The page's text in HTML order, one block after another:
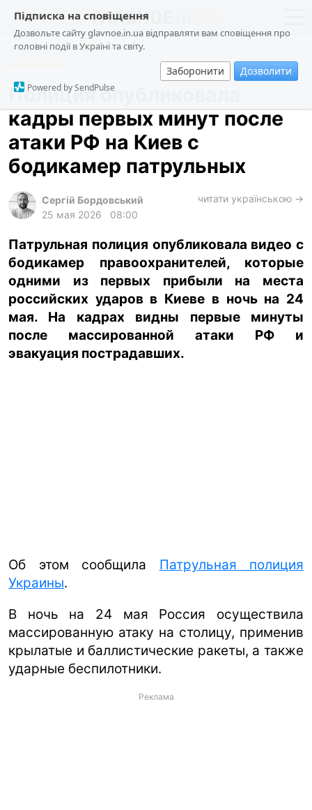
Підписка на сповіщення
Дозвольте сайту glavnoe.in.ua відправляти вам сповіщення про
головні події в Україні та світу.
Заборонити Дозволити
Powered by SendPulse
новости
о проекте
общество
происшествия
криминал
техно
харьков
архив
gambling
ua en
Общество
Полиция опубликовала
кадры первых минут после
атаки РФ на Киев с
бодикамер патрульных
Сергій Бордовський
25 мая 2026
08:00
читати українською →
Патрульная полиция опубликовала видео с
бодикамер правоохранителей, которые
одними из первых прибыли на места
российских ударов в Киеве в ночь на 24
мая. На кадрах видны первые минуты
после массированной атаки РФ и
эвакуация пострадавших.
Об этом сообщила Патрульная полиция
Украины.
В ночь на 24 мая Россия осуществила
массированную атаку на столицу, применив
крылатые и баллистические ракеты, а также
ударные беспилотники.
Реклама